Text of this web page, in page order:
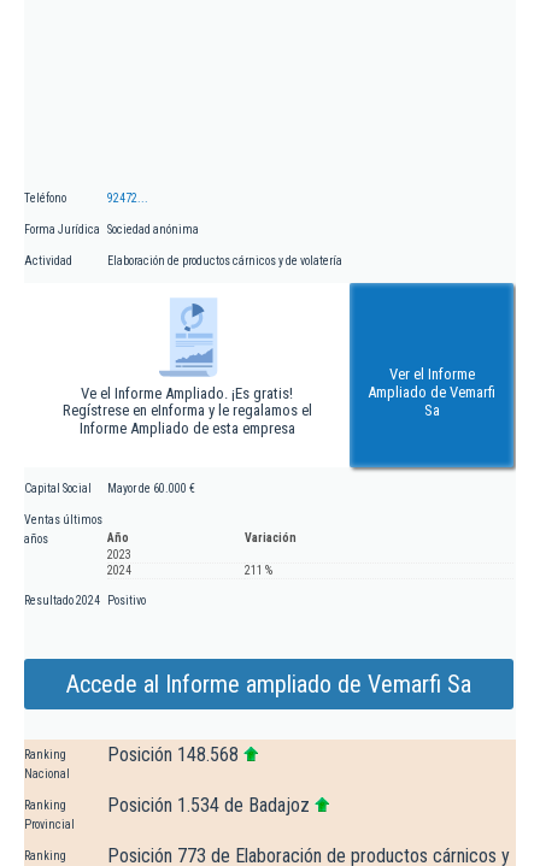
Teléfono 92472...
Forma Jurídica Sociedad anónima
Actividad Elaboración de productos cárnicos y de volatería
Ve el Informe Ampliado. ¡Es gratis!
Regístrese en eInforma y le regalamos el
Informe Ampliado de esta empresa
Ver el Informe
Ampliado de Vemarfi
Sa
Capital Social Mayor de 60.000 €
Ventas últimos
años
Año
Variación
2023
2024
211 %
Resultado 2024 Positivo
Accede al Informe ampliado de Vemarfi Sa
Ranking
Nacional
Posición 148.568
Ranking
Provincial
Posición 1.534 de Badajoz
Ranking
Posición 773 de Elaboración de productos cárnicos y